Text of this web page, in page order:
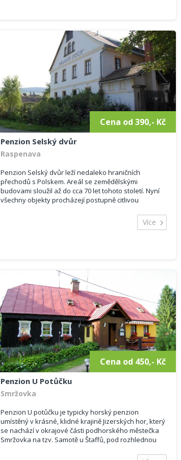
Cena od 390,- Kč
Penzion Selský dvůr
Raspenava
Penzion Selský dvůr leží nedaleko hraničních
přechodů s Polskem. Areál se zemědělskými
budovami sloužil až do cca 70 let tohoto století. Nyní
všechny objekty procházejí postupně citlivou
Více
Cena od 450,- Kč
Penzion U Potůčku
Smržovka
Penzion U potůčku je typicky horský penzion
umístěný v krásné, klidné krajině Jizerských hor, který
se nachází v okrajové části podhorského městečka
Smržovka na tzv. Samotě u Štaffů, pod rozhlednou